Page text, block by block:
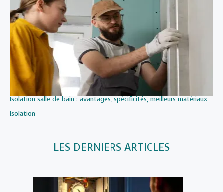
Isolation salle de bain : avantages, spécificités, meilleurs matériaux
Par rapport à
Isolation
LES DERNIERS ARTICLES